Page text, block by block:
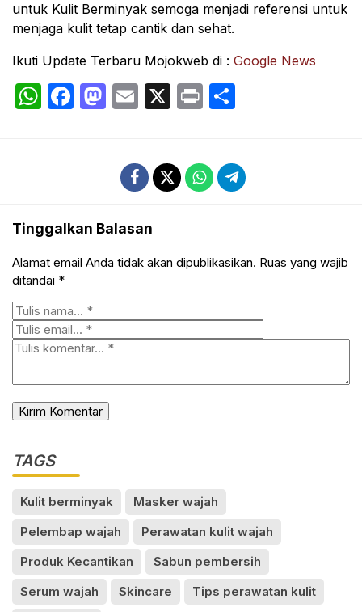
untuk Kulit Berminyak semoga menjadi referensi untuk
menjaga kulit tetap cantik dan sehat.
Ikuti Update Terbaru Mojokweb di : Google News
WhatsApp
Facebook
Mastodon
Email
X Print
Tinggalkan Balasan
Alamat email Anda tidak akan dipublikasikan. Ruas yang wajib
ditandai *
TAGS
Kulit berminyak
Masker wajah
Pelembap wajah
Perawatan kulit wajah
Produk Kecantikan
Sabun pembersih
Serum wajah
Skincare
Tips perawatan kulit